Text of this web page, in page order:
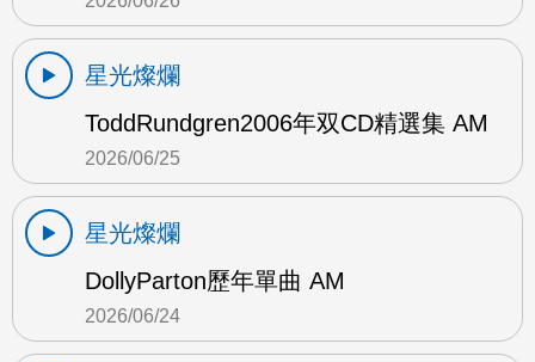
星光燦爛
ToddRundgren2006年双CD精選集 AM
2026/06/25
星光燦爛
DollyParton歷年單曲 AM
2026/06/24